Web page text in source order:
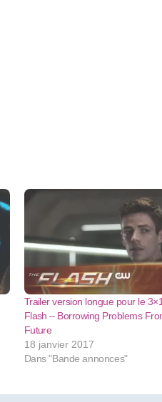
Trailer version longue pour le
Flash – Borrowing Problems
Future
18 janvier 2017
Dans "Bande annonces"